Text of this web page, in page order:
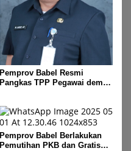
Pemprov Babel Resmi
Pangkas TPP Pegawai demi
Pemprov Babel Berlakukan
Pemutihan PKB dan Gratis